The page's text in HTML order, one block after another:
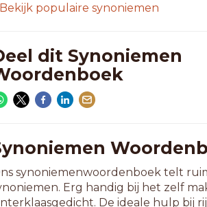
Bekijk populaire synoniemen
dit Synoniemen
synoniemenwoordenboek telt
Erg handig bij het zelf
De ideale hulp bij